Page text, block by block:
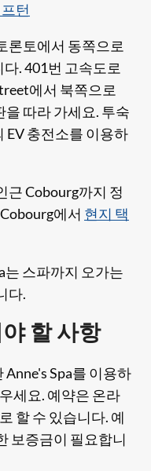
턴
론토에서 동쪽으로
. 401번 고속도로
에서 북쪽으로
을 따라 가세요. 투숙
EV 충전소를 이용하
근 Cobourg까지 정
에서 현지 택
는 스파까지 오가는
다.
할 사항
Spa를 이용하
세요. 예약은 온라
할 수 있습니다. 예
보증금이 필요합니